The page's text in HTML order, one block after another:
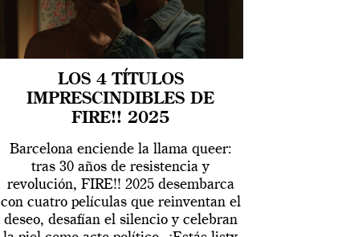
LOS 4 TÍTULOS
IMPRESCINDIBLES DE
FIRE!! 2025
Barcelona enciende la llama queer:
tras 30 años de resistencia y
revolución, FIRE!! 2025 desembarca
con cuatro películas que reinventan el
deseo, desafían el silencio y celebran